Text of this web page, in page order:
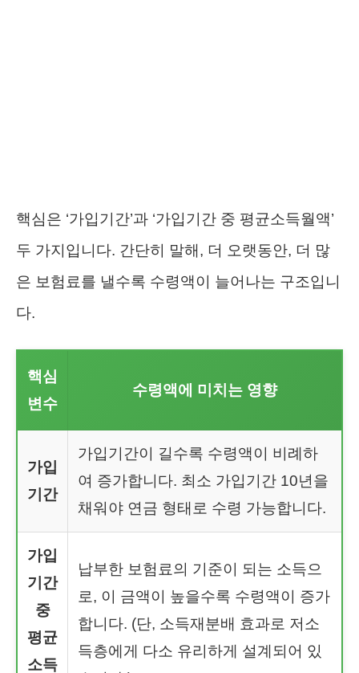
핵심은 ‘가입기간’과 ‘가입기간 중 평균소득월액’
두 가지입니다. 간단히 말해, 더 오랫동안, 더 많
은 보험료를 낼수록 수령액이 늘어나는 구조입니
다.
핵심
변수
수령액에 미치는 영향
가입
기간
가입기간이 길수록 수령액이 비례하
여 증가합니다. 최소 가입기간 10년을
채워야 연금 형태로 수령 가능합니다.
가입
기간
중
평균
소득
납부한 보험료의 기준이 되는 소득으
로, 이 금액이 높을수록 수령액이 증가
합니다. (단, 소득재분배 효과로 저소
득층에게 다소 유리하게 설계되어 있